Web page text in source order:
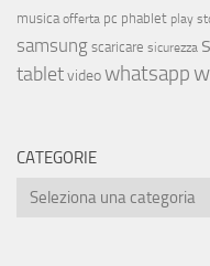
musica offerta pc phablet play
samsungscaricare sicurezza
tabletvideowhatsapp
CATEGORIE